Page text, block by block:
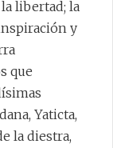
libertad; la
y
que
Yaticta,
la diestra,